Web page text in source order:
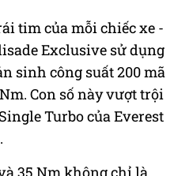
tim của mỗi chiếc xe -
Exclusive sử dụng
sinh công suất 200 mã
Con số này vượt trội
Turbo của Everest
35 Nm không chỉ là